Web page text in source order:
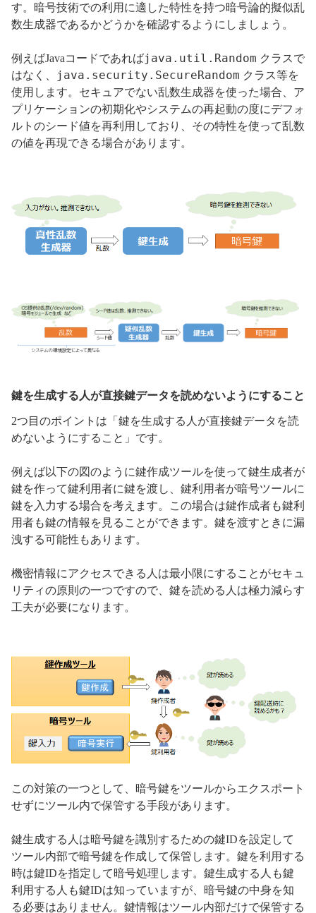
す。暗号技術での利用に適した特性を持つ暗号論的擬似乱
数生成器であるかどうかを確認するようにしましょう。
例えばJavaコードであればjava.util.Random クラスで
はなく、
java.security.SecureRandom クラス等を
使用します。セキュアでない乱数生成器を使った場合、ア
プリケーションの初期化やシステムの再起動の度にデフォ
ルトのシード値を再利用しており、その特性を使って乱数
の値を再現できる場合があります。
鍵を生成する人が直接鍵データを読めないようにすること
2つ目のポイントは「鍵を生成する人が直接鍵データを読
めないようにすること」です。
例えば以下の図のように鍵作成ツールを使って鍵生成者が
鍵を作って鍵利用者に鍵を渡し、鍵利用者が暗号ツールに
鍵を入力する場合を考えます。この場合は鍵作成者も鍵利
用者も鍵の情報を見ることができます。鍵を渡すときに漏
洩する可能性もあります。
機密情報にアクセスできる人は最小限にすることがセキュ
リティの原則の一つですので、鍵を読める人は極力減らす
工夫が必要になります。
この対策の一つとして、暗号鍵をツールからエクスポート
せずにツール内で保管する手段があります。
鍵生成する人は暗号鍵を識別するための鍵IDを設定して
ツール内部で暗号鍵を作成して保管します。鍵を利用する
時は鍵IDを指定して暗号処理します。鍵生成する人も鍵
利用する人も鍵IDは知っていますが、暗号鍵の中身を知
る必要はありません。鍵情報はツール内部だけで保管する